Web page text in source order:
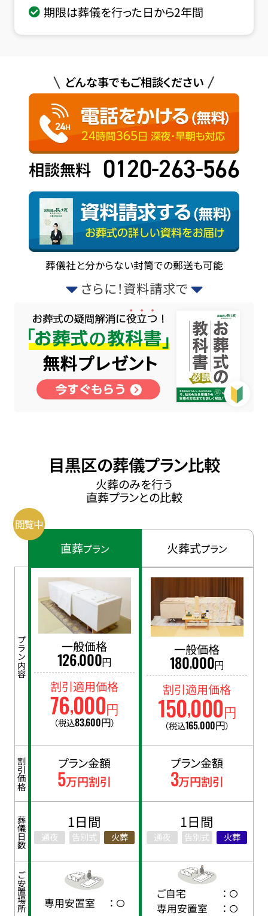
期限は葬儀を行った日から2年間
どんな事でもご相談ください
相談無料 0120-263-566
葬儀社と分からない封筒での郵送も可能
さらに！資料請求で
目黒区の葬儀プラン比較
火葬のみを行う
直葬プランとの比較
プラン内容
割引価格
葬儀日数
ご安置場所
直葬プラン
一般価格
126,000円
割引適用価格
76,000円
（税込83,600円）
プラン金額
5万円割引
1日間
通夜 告別式 火葬
専用安置室 ：
火葬式プラン
一般価格
180,000円
割引適用価格
150,000円
（税込165,000円）
プラン金額
3万円割引
1日間
通夜 告別式 火葬
ご自宅
：
専用安置室
：